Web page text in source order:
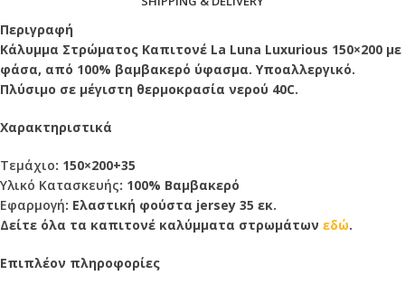
Περιγραφή
Κάλυμμα Στρώματος Καπιτονέ La Luna Luxurious 150×200 με
φάσα, από 100% βαμβακερό ύφασμα. Υποαλλεργικό.
Πλύσιμο σε μέγιστη θερμοκρασία νερού 40C.
Χαρακτηριστικά
Τεμάχιο: 150×200+35
Υλικό Κατασκευής: 100% Βαμβακερό
Εφαρμογή: Ελαστική φούστα jersey 35 εκ.
Δείτε όλα τα καπιτονέ καλύμματα στρωμάτων εδώ.
Επιπλέον πληροφορίες